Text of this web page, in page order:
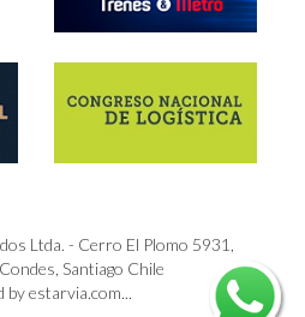
Ltda. - Cerro El Plomo 5931,
Santiago Chile
by estarvia.com...